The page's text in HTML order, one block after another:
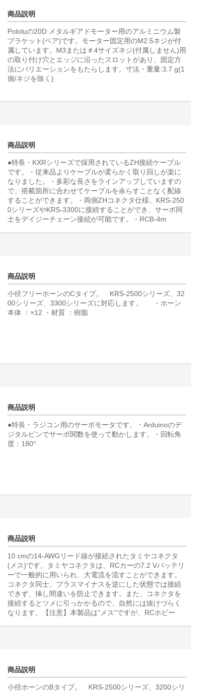
商品説明
Pololuの20D メタルギアドモーター用のアルミニウム製
ブラケット(ペア)です。モーター固定用のM2.5ネジが付
属しています。M3または＃4サイズネジ(付属しません)用
の取り付け穴とエッジに沿ったスロットがあり、固定方
法にバリエーションをもたらします。寸法・重量:3.7 g(1
個/ネジを除く)
商品説明
●特長・KXRシリーズで採用されているZH接続ケーブル
です。・従来品よりケーブルが柔らかく取り回しが楽に
なりました。・多彩な長さをラインアップしていますの
で、搭載箇所に合わせてケーブルを余らすことなく配線
することができます。・両側ZHコネクタ仕様。KRS-250
0シリーズやKRS-3300に接続することができ、サーボ同
士をデイジーチェーン接続が可能です。・RCB-4m
商品説明
小径フリーホーンのCタイプ。 KRS-2500シリーズ、32
00シリーズ、3300シリーズに対応します。 ・ホーン
本体 ：×12 ・材質 ：樹脂
商品説明
●特長・ラジコン用のサーボモータです。・Arduinoのデ
ジタルピンでサーボ関数を使って動かします。・回転角
度：180°
商品説明
10 cmの14-AWGリード線が接続されたタミヤコネクタ
(メス)です。タミヤコネクタは、RCカーの7.2 Vバッテリ
ーで一般的に用いられ、大電流を流すことができます。
コネクタ同士、プラスマイナスを逆にした状態では接続
できず、挿し間違いを防止できます。また、コネクタを
接続するとツメに引っかかるので、自然には抜けづらく
なります。【注意】本製品は”メス”ですが、RCホビー
商品説明
小径ホーンのBタイプ。 KRS-2500シリーズ、3200シリ